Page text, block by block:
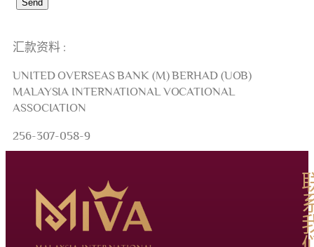
汇款资料 :
UNITED OVERSEAS BANK (M) BERHAD (UOB)
MALAYSIA INTERNATIONAL VOCATIONAL
ASSOCIATION
256-307-058-9